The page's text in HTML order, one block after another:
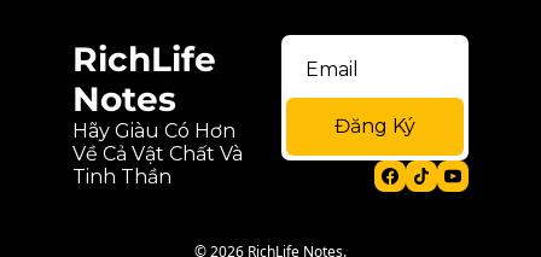
RichLife
Notes
Hãy Giàu Có Hơn
Về Cả Vật Chất Và
Tinh Thần
Đăng Ký
© 2026 RichLife Notes.